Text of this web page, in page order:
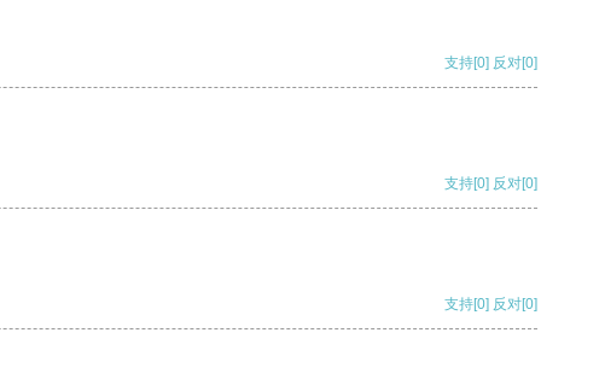
支持[0] 反对[0]
支持[0] 反对[0]
支持[0] 反对[0]